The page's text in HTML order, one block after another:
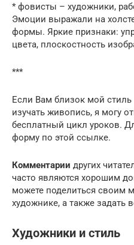
* фовисты – художники,
Эмоции выражали на
формы. Яркие признаки:
цвета, плоскостность
***
Если Вам близок мой
изучать живопись, я могу
бесплатный цикл уроков.
форму по этой ссылке.
Комментарии других
часто являются хорошим
можете поделиться своим
художнике, а также задать
Художники и стиль